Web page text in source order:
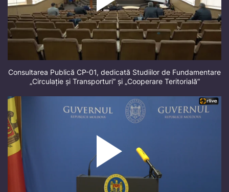
Consultarea Publică CP-01, dedicată Studiilor de Fundamentare
„Circulație și Transporturi” și „Cooperare Teritorială”